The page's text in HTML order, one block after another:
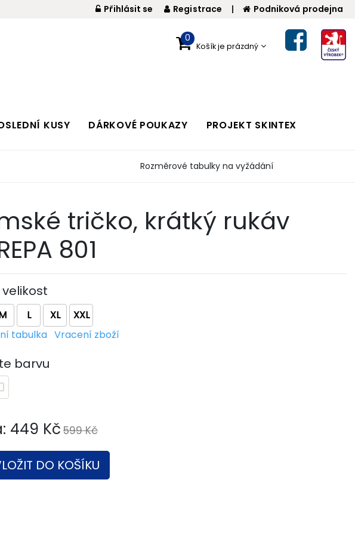
Přihlásit se Registrace | Podniková prodejna
0
Košík je prázdný
KUSY DÁRKOVÉ POUKAZY PROJEKT SKINTEX
Rozměrové tabulky na vyžádání
tričko, krátký rukáv
801
L XL
XXL
tabulka Vracení zboží
barvu
449 Kč 599 Kč
DO KOŠÍKU